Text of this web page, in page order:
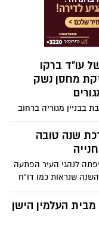
עו"ד ברקו
מחסן נשק
בבניין מגוריה ברחוב
לציון, לאחר
בבניין גילו
הכוללת טילי לאו,
שנה טובה
לנהגי העיר הפתעה
שנראות כמו דו"ח
הרכבים החונים.
מבית העלמין הישן